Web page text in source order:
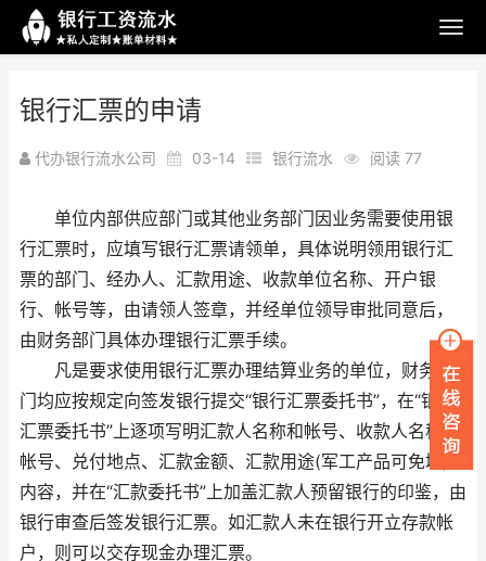
银行汇票的申请
代办银行流水公司 03-14 银行流水 阅读 77
单位内部供应部门或其他业务部门因业务需要使用银
行汇票时，应填写银行汇票请领单，具体说明领用银行汇
票的部门、经办人、汇款用途、收款单位名称、开户银
行、帐号等，由请领人签章，并经单位领导审批同意后，
由财务部门具体办理银行汇票手续。
凡是要求使用银行汇票办理结算业务的单位，财务部
门均应按规定向签发银行提交“银行汇票委托书”，在“银行
汇票委托书”上逐项写明汇款人名称和帐号、收款人名称和
帐号、兑付地点、汇款金额、汇款用途(军工产品可免填)等
内容，并在“汇款委托书”上加盖汇款人预留银行的印鉴，由
银行审查后签发银行汇票。如汇款人未在银行开立存款帐
户，则可以交存现金办理汇票。